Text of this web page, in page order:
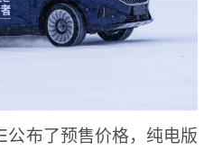
布了预售价格，纯电版